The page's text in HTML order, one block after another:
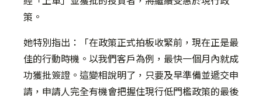
策。
她特別指出：「在政策正式拍板收緊前，現在正是最
佳的行動時機。以我們客戶為例，最快一個月內就成
功獲批簽證。這變相說明了，只要及早準備並遞交申
請，申請人完全有機會把握住現行低門檻政策的最後